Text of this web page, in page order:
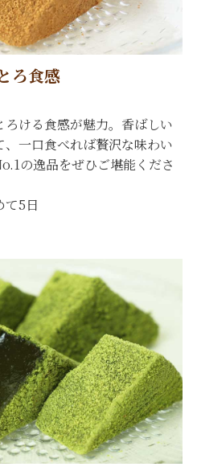
ろ食感
ける食感が魅力。香ばしい
一口食べれば贅沢な味わい
の逸品をぜひご堪能くださ
て5日